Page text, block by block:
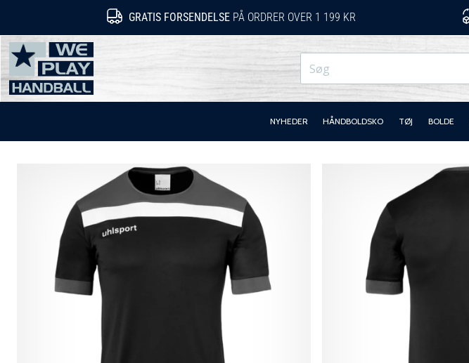
GRATIS FORSENDELSE PÅ ORDRER OVER 1 199 KR
WePlayHandball.dk
NYHEDER HÅNDBOLDSKO TØJ BOLDE